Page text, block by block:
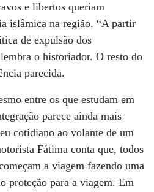
e libertos queriam
islâmica na região. “A partir
de expulsão dos
o historiador. O resto do
parecida.
entre os que estudam em
parece ainda mais
cotidiano ao volante de um
Fátima conta que, todos
a viagem fazendo uma
proteção para a viagem. Em